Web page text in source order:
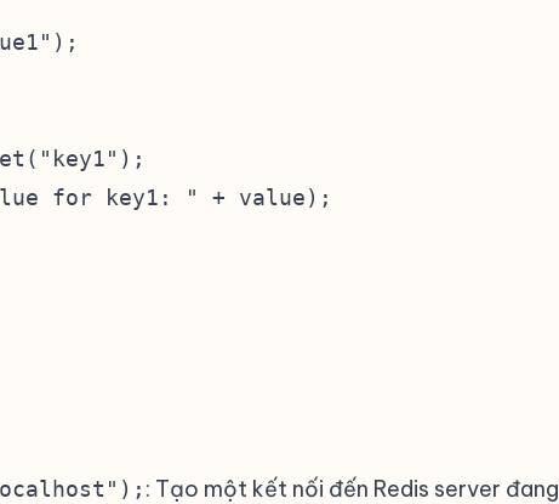
for key1: " + value);
: Tạo một kết nối đến Redis server đang